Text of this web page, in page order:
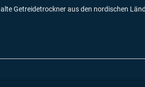
alte Getreidetrockner aus den nordischen